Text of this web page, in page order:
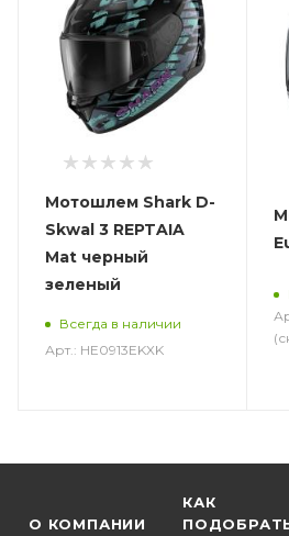
Мотошлем Shark D-
Skwal 3 REPTAIA
Mat черный
зеленый
Всегда в наличии
Арт.: HE0913EKXK
О КОМПАНИИ
КАК